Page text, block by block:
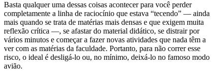
Basta qualquer uma dessas coisas acontecer para você perder
completamente a linha de raciocínio que estava “tecendo” — ainda
mais quando se trata de matérias mais densas e que exigem muita
reflexão crítica —, se afastar do material didático, se distrair por
vários minutos e começar a fazer novas atividades que nada têm a
ver com as matérias da faculdade. Portanto, para não correr esse
risco, o ideal é desligá-lo ou, no mínimo, deixá-lo no famoso modo
avião.